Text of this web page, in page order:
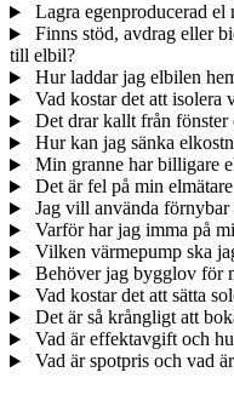
Lagra egenproducerad el
Finns stöd, avdrag eller
till elbil?
Hur laddar jag elbilen
Vad kostar det att isolera
Det drar kallt från fönster
Hur kan jag sänka
Min granne har billigare
Det är fel på min
Jag vill använda
Varför har jag imma på
Vilken värmepump ska
Behöver jag bygglov för
Vad kostar det att sätta
Det är så krångligt att
Vad är effektavgift och
Vad är spotpris och vad